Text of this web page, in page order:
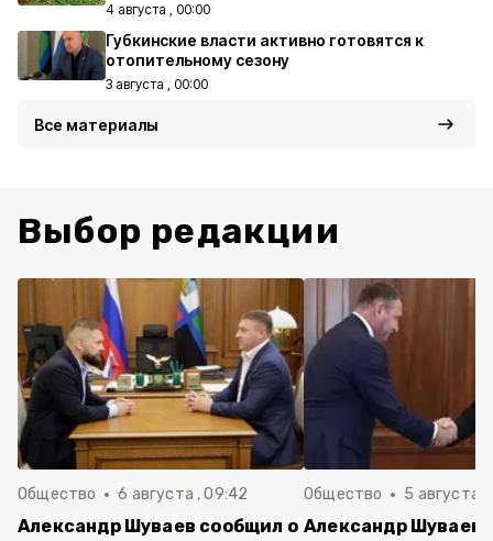
4 августа , 00:00
Губкинские власти активно готовятся к
отопительному сезону
3 августа , 00:00
Все материалы
Выбор редакции
Общество 6 августа , 09:42
Александр Шуваев сообщил о
Общество 5 августа ,
Александр Шуваев